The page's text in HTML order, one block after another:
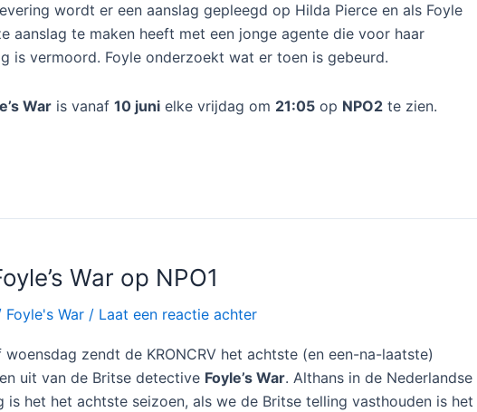
wordt er een aanslag gepleegd op Hilda Pierce en als Foyle
aanslag te maken heeft met een jonge agente die voor haar
is vermoord. Foyle onderzoekt wat er toen is gebeurd.
War is vanaf 10 juni elke vrijdag om 21:05 op NPO2 te zien.
War op NPO1
Foyle's War / Laat een reactie achter
woensdag zendt de KRONCRV het achtste (en een-na-laatste)
uit van de Britse detective Foyle’s War. Althans in de Nederlandse
is het het achtste seizoen, als we de Britse telling vasthouden is het